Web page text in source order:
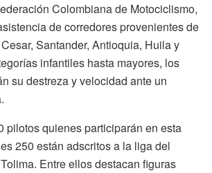
Colombiana de Motociclismo,
de corredores provenientes de
Santander, Antioquia, Huila y
infantiles hasta mayores, los
su destreza y velocidad ante un
pilotos quienes participarán en esta
250 están adscritos a la liga del
Entre ellos destacan figuras